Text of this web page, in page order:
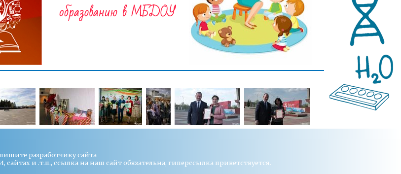
пишите разработчику сайта
и .т.п., ссылка на наш сайт обязательна, гиперссылка приветствуется.